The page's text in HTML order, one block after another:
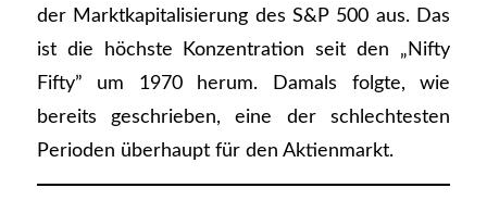
der Marktkapitalisierung des S&P 500 aus. Das
ist die höchste Konzentration seit den „Nifty
Fifty” um 1970 herum. Damals folgte, wie
bereits geschrieben, eine der schlechtesten
Perioden überhaupt für den Aktienmarkt.